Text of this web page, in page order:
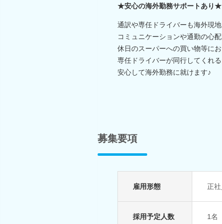
★安心の海外勤務サポートあり★
通訳や専任ドライバーも海外現
コミュニケーションや通勤の心
休日のスーパーへの買い物等に
専任ドライバーが同行してくれ
安心して海外勤務に就けます♪
募集要項
雇用形態 正
採用予定人数 1名